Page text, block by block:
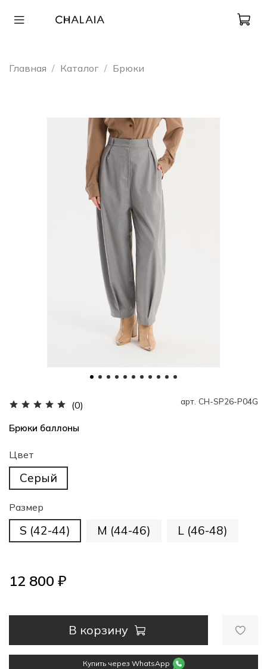
Главная Каталог Брюки
(0) арт. CH-SP26-P04G
Брюки баллоны
Цвет
Серый
Размер
S (42-44) M (44-46) L (46-48)
12 800 ₽
В корзину
Купить через WhatsApp